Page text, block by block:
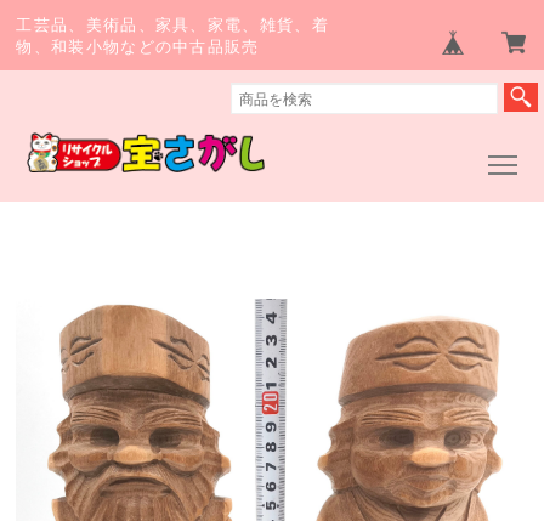
工芸品、美術品、家具、家電、雑貨、着
物、和装小物などの中古品販売